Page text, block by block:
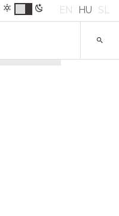
EN HU SL